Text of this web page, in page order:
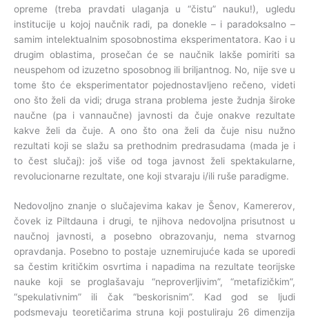
opreme (treba pravdati ulaganja u “čistu” nauku!), ugledu
institucije u kojoj naučnik radi, pa donekle – i paradoksalno –
samim intelektualnim sposobnostima eksperimentatora. Kao i u
drugim oblastima, prosečan će se naučnik lakše pomiriti sa
neuspehom od izuzetno sposobnog ili briljantnog. No, nije sve u
tome što će eksperimentator pojednostavljeno rečeno, videti
ono što želi da vidi; druga strana problema jeste žudnja široke
naučne (pa i vannaučne) javnosti da čuje onakve rezultate
kakve želi da čuje. A ono što ona želi da čuje nisu nužno
rezultati koji se slažu sa prethodnim predrasudama (mada je i
to čest slučaj): još više od toga javnost želi spektakularne,
revolucionarne rezultate, one koji stvaraju i/ili ruše paradigme.
Nedovoljno znanje o slučajevima kakav je Šenov, Kamererov,
čovek iz Piltdauna i drugi, te njihova nedovoljna prisutnost u
naučnoj javnosti, a posebno obrazovanju, nema stvarnog
opravdanja. Posebno to postaje uznemirujuće kada se uporedi
sa čestim kritičkim osvrtima i napadima na rezultate teorijske
nauke koji se proglašavaju “neproverljivim”, “metafizičkim”,
“spekulativnim” ili čak “beskorisnim”. Kad god se ljudi
podsmevaju teoretičarima struna koji postuliraju 26 dimenzija